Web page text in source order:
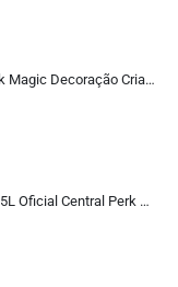
Mouse pad Ergonômico Geek Magic Decoração Criativa
Kit Manta e Balde de Pipoca 5L Oficial Central Perk Friends